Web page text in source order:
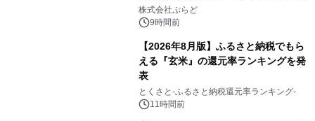
プール グランピングとトレーラーハウ
スの2施設で
株式会社ぷらど
9時間前
【2026年8月版】ふるさと納税でもら
える『玄米』の還元率ランキングを発
表
とくさと-ふるさと納税還元率ランキング-
11時間前